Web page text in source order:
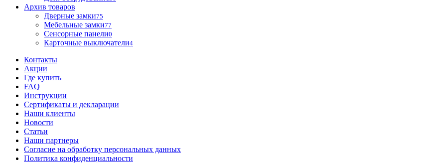
Архив товаров
Дверные замки75
Мебельные замки77
Сенсорные панели0
Карточные выключатели4
Контакты
Акции
Где купить
FAQ
Инструкции
Сертификаты и декларации
Наши клиенты
Новости
Статьи
Наши партнеры
Согласие на обработку персональных данных
Политика конфиденциальности